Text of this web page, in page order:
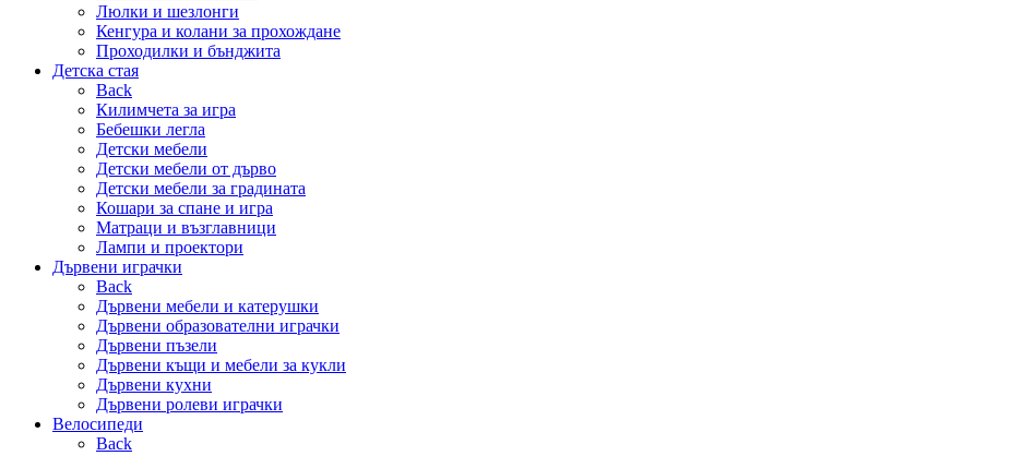
Люлки и шезлонги
Кенгура и колани за прохождане
Проходилки и бънджита
Детска стая
Back
Килимчета за игра
Бебешки легла
Детски мебели
Детски мебели от дърво
Детски мебели за градината
Кошари за спане и игра
Матраци и възглавници
Лампи и проектори
Дървени играчки
Back
Дървени мебели и катерушки
Дървени образователни играчки
Дървени пъзели
Дървени къщи и мебели за кукли
Дървени кухни
Дървени ролеви играчки
Велосипеди
Back